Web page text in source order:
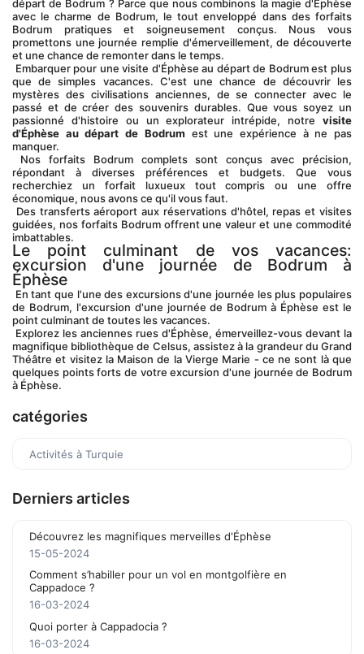
départ de Bodrum ? Parce que nous combinons la magie d'Éphèse
avec le charme de Bodrum, le tout enveloppé dans des forfaits
Bodrum pratiques et soigneusement conçus. Nous vous
promettons une journée remplie d'émerveillement, de découverte
et une chance de remonter dans le temps.
que de simples vacances. C'est une chance de découvrir les
mystères des civilisations anciennes, de se connecter avec le
passé et de créer des souvenirs durables. Que vous soyez un
passionné d'histoire ou un explorateur intrépide, notre visite
d'Éphèse au départ de Bodrum est une expérience à ne pas
manquer.
répondant à diverses préférences et budgets. Que vous
recherchiez un forfait luxueux tout compris ou une offre
économique, nous avons ce qu'il vous faut.
guidées, nos forfaits Bodrum offrent une valeur et une commodité
imbattables.
Le point culminant de vos vacances:
excursion d'une journée de Bodrum à
Éphèse
de Bodrum, l'excursion d'une journée de Bodrum à Éphèse est le
point culminant de toutes les vacances.
magnifique bibliothèque de Celsus, assistez à la grandeur du Grand
Théâtre et visitez la Maison de la Vierge Marie - ce ne sont là que
quelques points forts de votre excursion d'une journée de Bodrum
à Éphèse.
catégories
Activités à Turquie
Derniers articles
Découvrez les magnifiques merveilles d'Éphèse
15-05-2024
Comment s’habiller pour un vol en montgolfière en
Cappadoce ?
16-03-2024
Quoi porter à Cappadocia ?
16-03-2024